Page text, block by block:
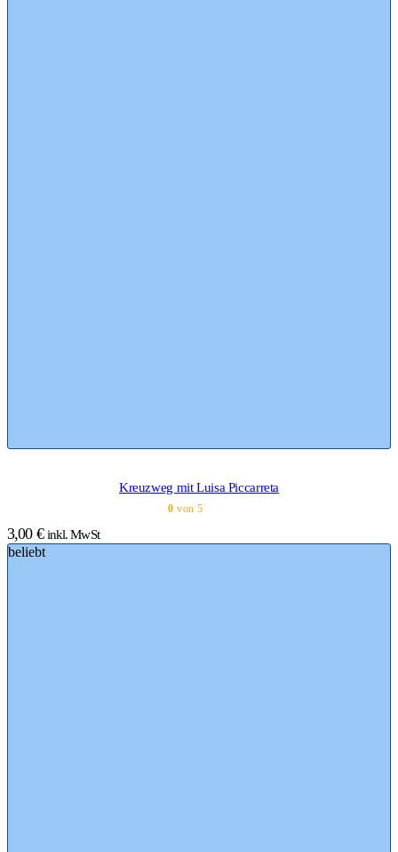
Kreuzweg mit Luisa Piccarreta
0 von 5
3,00 € inkl. MwSt
beliebt